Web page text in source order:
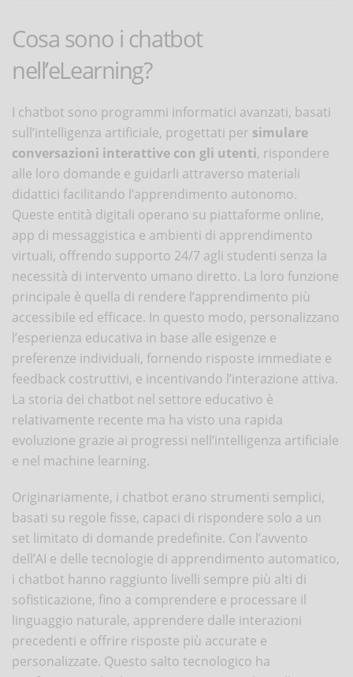
Cosa sono i chatbot
nell’eLearning?
I chatbot sono programmi informatici avanzati, basati
sull’intelligenza artificiale, progettati per simulare
conversazioni interattive con gli utenti, rispondere
alle loro domande e guidarli attraverso materiali
didattici facilitando l’apprendimento autonomo.
Queste entità digitali operano su piattaforme online,
app di messaggistica e ambienti di apprendimento
virtuali, offrendo supporto 24/7 agli studenti senza la
necessità di intervento umano diretto. La loro funzione
principale è quella di rendere l’apprendimento più
accessibile ed efficace. In questo modo, personalizzano
l’esperienza educativa in base alle esigenze e
preferenze individuali, fornendo risposte immediate e
feedback costruttivi, e incentivando l’interazione attiva.
La storia dei chatbot nel settore educativo è
relativamente recente ma ha visto una rapida
evoluzione grazie ai progressi nell’intelligenza artificiale
e nel machine learning.
Originariamente, i chatbot erano strumenti semplici,
basati su regole fisse, capaci di rispondere solo a un
set limitato di domande predefinite. Con l’avvento
dell’AI e delle tecnologie di apprendimento automatico,
i chatbot hanno raggiunto livelli sempre più alti di
sofisticazione, fino a comprendere e processare il
linguaggio naturale, apprendere dalle interazioni
precedenti e offrire risposte più accurate e
personalizzate. Questo salto tecnologico ha